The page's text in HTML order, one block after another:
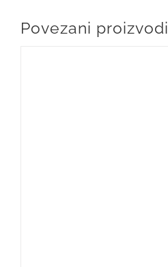
Povezani proizvodi